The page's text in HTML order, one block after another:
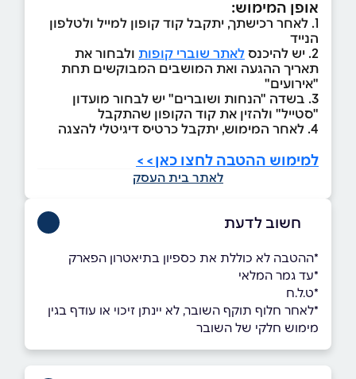
אופן המימוש:
1. לאחר רכישתך, יתקבל קוד קופון למייל ולטלפון
הנייד
2. יש להיכנס
לאתר שוברי קופות ולבחור את
תאריך ההגעה ואת המושבים המבוקשים תחת
"אירועים"
3. בשדה "הנחות ושוברים" יש לבחור מועדון
"סטייל" ולהזין את קוד הקופון שהתקבל
4. לאחר המימוש, יתקבל כרטיס דיגיטלי להצגה
למימוש ההטבה לחצו כאן>>
לאתר בית העסק
חשוב לדעת
*ההטבה לא כוללת את כספיון בתיאטרון הפארק
*עד גמר המלאי
*ט.ל.ח
*לאחר חלוף תוקף השובר, לא יינתן זיכוי או עודף בגין
מימוש חלקי של השובר